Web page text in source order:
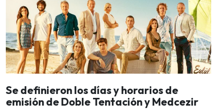
Se definieron los días y horarios de
emisión de Doble Tentación y Medcezir